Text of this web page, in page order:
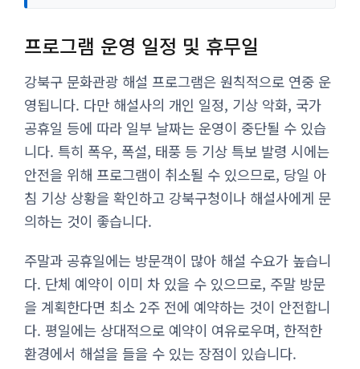
프로그램 운영 일정 및 휴무일
강북구 문화관광 해설 프로그램은 원칙적으로 연중 운
영됩니다. 다만 해설사의 개인 일정, 기상 악화, 국가
공휴일 등에 따라 일부 날짜는 운영이 중단될 수 있습
니다. 특히 폭우, 폭설, 태풍 등 기상 특보 발령 시에는
안전을 위해 프로그램이 취소될 수 있으므로, 당일 아
침 기상 상황을 확인하고 강북구청이나 해설사에게 문
의하는 것이 좋습니다.
주말과 공휴일에는 방문객이 많아 해설 수요가 높습니
다. 단체 예약이 이미 차 있을 수 있으므로, 주말 방문
을 계획한다면 최소 2주 전에 예약하는 것이 안전합니
다. 평일에는 상대적으로 예약이 여유로우며, 한적한
환경에서 해설을 들을 수 있는 장점이 있습니다.